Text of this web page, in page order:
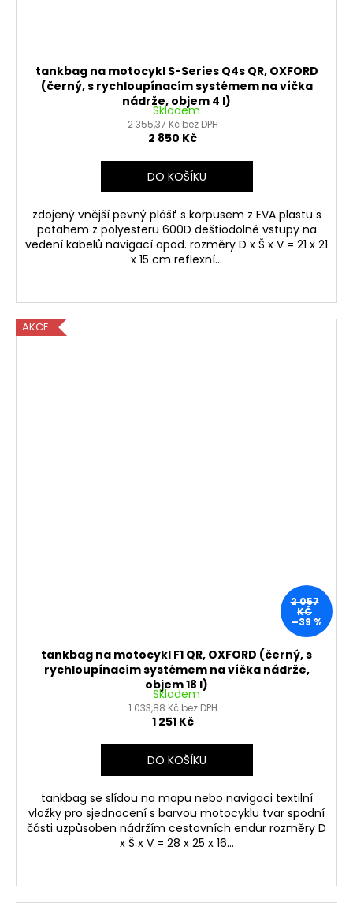
tankbag na motocykl S-Series Q4s QR, OXFORD
(černý, s rychloupínacím systémem na víčka
nádrže, objem 4 l)
Skladem
2 355,37 Kč bez DPH
2 850 Kč
DO KOŠÍKU
zdojený vnější pevný plášť s korpusem z EVA plastu s
potahem z polyesteru 600D deštiodolné vstupy na
vedení kabelů navigací apod. rozměry D x Š x V = 21 x 21
x 15 cm reflexní...
AKCE
2 057
KČ
–39 %
tankbag na motocykl F1 QR, OXFORD (černý, s
rychloupínacím systémem na víčka nádrže,
objem 18 l)
Skladem
1 033,88 Kč bez DPH
1 251 Kč
DO KOŠÍKU
tankbag se slídou na mapu nebo navigaci textilní
vložky pro sjednocení s barvou motocyklu tvar spodní
části uzpůsoben nádržím cestovních endur rozměry D
x Š x V = 28 x 25 x 16...